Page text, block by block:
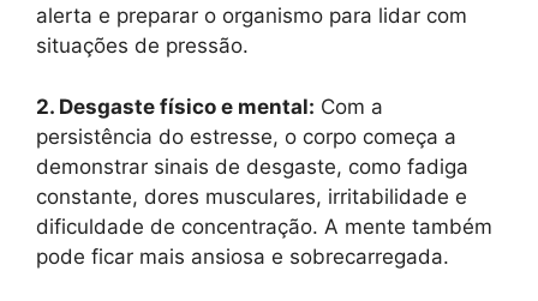
alerta e preparar o organismo para lidar com
situações de pressão.
2. Desgaste físico e mental: Com a
persistência do estresse, o corpo começa a
demonstrar sinais de desgaste, como fadiga
constante, dores musculares, irritabilidade e
dificuldade de concentração. A mente também
pode ficar mais ansiosa e sobrecarregada.